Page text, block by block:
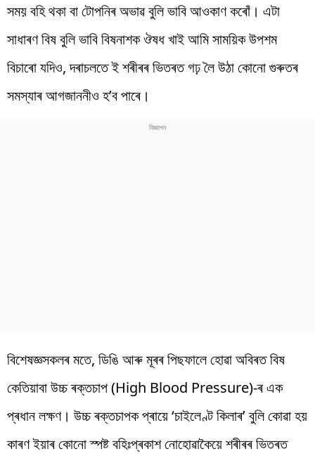
সময় বহি থকা বা টোপনিৰ অভাৱ বুলি ভাবি আওকাণ কৰোঁ। এটা
সাধাৰণ বিষ বুলি ভাবি বিষনাশক ঔষধ খাই আমি সাময়িক উপশম
বিচাৰো যদিও, দৰাচলতে ই শৰীৰৰ ভিতৰত গঢ় লৈ উঠা কোনো গুৰুতৰ
সমস্যাৰ আগজাননীও হ’ব পাৰে।
বিশেষজ্ঞসকলৰ মতে, ডিঙি আৰু মূৰৰ পিছফালে হোৱা অবিৰত বিষ
কেতিয়াবা উচ্চ ৰক্তচাপ (High Blood Pressure)-ৰ এক
প্ৰধান লক্ষণ। উচ্চ ৰক্তচাপক প্ৰায়ে ‘চাইলেণ্ট কিলাৰ’ বুলি কোৱা হয়
কাৰণ ইয়াৰ কোনো স্পষ্ট বহিঃপ্ৰকাশ নোহোৱাকৈয়ে শৰীৰৰ ভিতৰত